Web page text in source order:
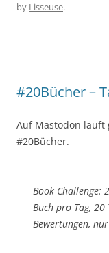
by Lisseuse.
#20Bücher –
Auf Mastodon läuft
#20Bücher.
Book Challenge:
Buch pro Tag, 20
Bewertungen,